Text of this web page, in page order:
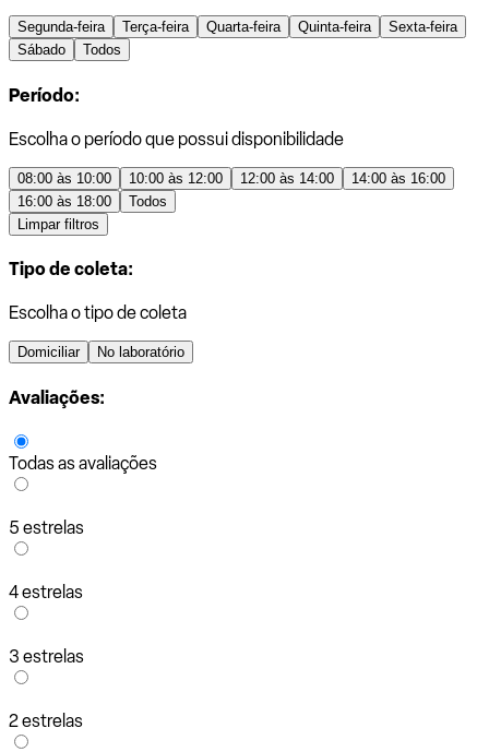
Segunda-feira Terça-feira Quarta-feira Quinta-feira
Sexta-feira
Sábado
Todos
Período:
Escolha o período que possui disponibilidade
08:00 às 10:00 10:00 às 12:00 12:00 às 14:00
14:00 às 16:00
16:00 às 18:00
Todos
Limpar filtros
Tipo de coleta:
Escolha o tipo de coleta
Domiciliar No laboratório
Avaliações:
Todas as avaliações
5 estrelas
4 estrelas
3 estrelas
2 estrelas